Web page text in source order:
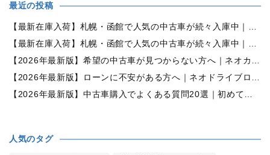
最近の投稿
【最新在庫入荷】札幌・函館で人気の中古車が続々入庫中｜早い者勝ち！【ダイハツ ミラココア660プラスX 4WD】
【最新在庫入荷】札幌・函館で人気の中古車が続々入庫中｜早い者勝ち！【ホンダ N-BOX660カスタムG Lパッケージ 4WD】
【2026年最新版】希望の中古車が見つからない方へ｜ネオカーオーダーで理想の一台を全国からお探しします
【2026年最新版】ローンに不安がある方へ｜ネオドライブローンの窓口で新しいカーライフをサポート
【2026年最新版】中古車購入でよくある質問20選｜初めての方でも失敗しない完全ガイド【札幌・北海道対応】
人気のタグ